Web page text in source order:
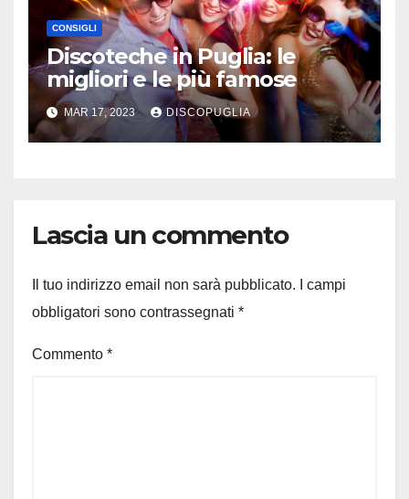
CONSIGLI
Discoteche in Puglia: le
migliori e le più famose
MAR 17, 2023 DISCOPUGLIA
Lascia un commento
Il tuo indirizzo email non sarà pubblicato.
I campi
obbligatori sono contrassegnati *
Commento *